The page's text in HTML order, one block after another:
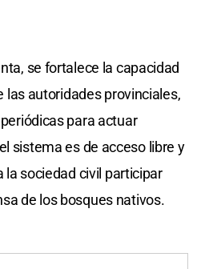
se fortalece la capacidad
las autoridades provinciales,
para actuar
sistema es de acceso libre y
la sociedad civil participar
de los bosques nativos.